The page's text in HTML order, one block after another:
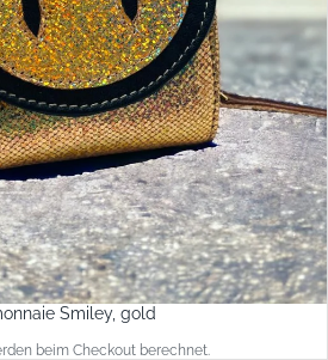
Smiley, gold
beim Checkout berechnet.